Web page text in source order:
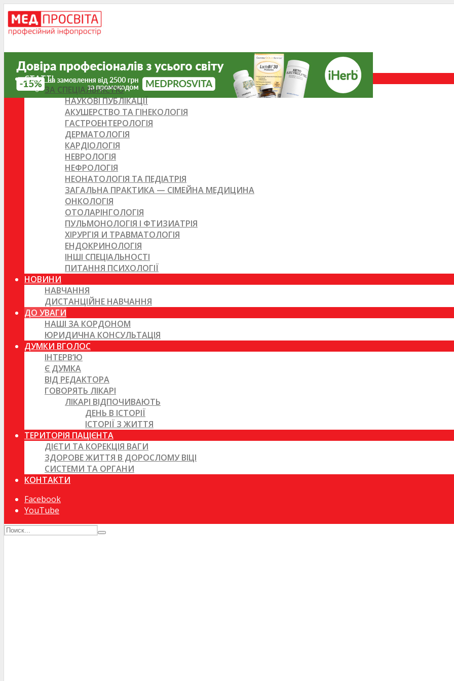
СТАТТІ
ЗА СПЕЦІАЛЬНІСТЮ
НАУКОВІ ПУБЛІКАЦІЇ
АКУШЕРСТВО ТА ГІНЕКОЛОГІЯ
ГАСТРОЕНТЕРОЛОГІЯ
ДЕРМАТОЛОГІЯ
КАРДІОЛОГІЯ
НЕВРОЛОГІЯ
НЕФРОЛОГІЯ
НЕОНАТОЛОГІЯ ТА ПЕДІАТРІЯ
ЗАГАЛЬНА ПРАКТИКА — СІМЕЙНА МЕДИЦИНА
ОНКОЛОГІЯ
ОТОЛАРІНГОЛОГІЯ
ПУЛЬМОНОЛОГІЯ І ФТИЗИАТРІЯ
ХІРУРГІЯ И ТРАВМАТОЛОГІЯ
ЕНДОКРИНОЛОГІЯ
ІНШІ СПЕЦІАЛЬНОСТІ
ПИТАННЯ ПСИХОЛОГІЇ
НОВИНИ
НАВЧАННЯ
ДИСТАНЦІЙНЕ НАВЧАННЯ
ДО УВАГИ
НАШІ ЗА КОРДОНОМ
ЮРИДИЧНА КОНСУЛЬТАЦІЯ
ДУМКИ ВГОЛОС
ІНТЕРВ’Ю
Є ДУМКА
ВІД РЕДАКТОРА
ГОВОРЯТЬ ЛІКАРІ
ЛІКАРІ ВІДПОЧИВАЮТЬ
ДЕНЬ В ІСТОРІЇ
ІСТОРІЇ З ЖИТТЯ
ТЕРИТОРІЯ ПАЦІЄНТА
ДІЄТИ ТА КОРЕКЦІЯ ВАГИ
ЗДОРОВЕ ЖИТТЯ В ДОРОСЛОМУ ВІЦІ
СИСТЕМИ ТА ОРГАНИ
КОНТАКТИ
Facebook
YouTube